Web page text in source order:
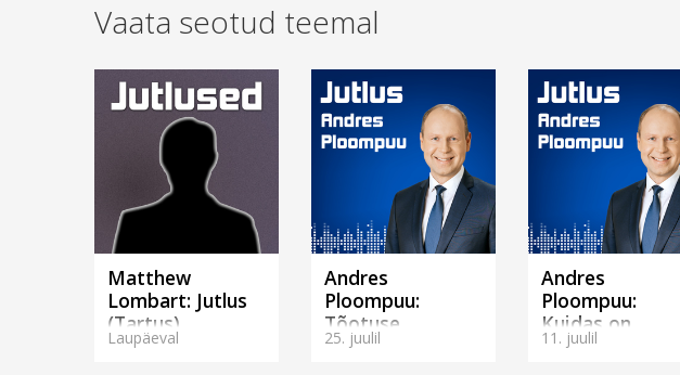
Vaata seotud teemal
Matthew
Lombart: Jutlus
(Tartus)
Laupäeval
Andres
Ploompuu:
Tõotuse
kaaspärijad
25. juulil
Andres
Ploompuu:
Kuidas on
võimalik, et kõik
11. juulil